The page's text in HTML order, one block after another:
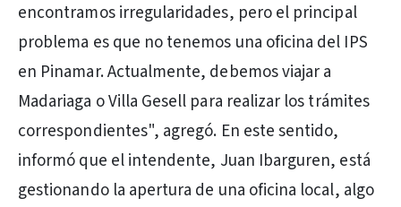
encontramos irregularidades, pero el principal
problema es que no tenemos una oficina del IPS
en Pinamar. Actualmente, debemos viajar a
Madariaga o Villa Gesell para realizar los trámites
correspondientes", agregó. En este sentido,
informó que el intendente, Juan Ibarguren, está
gestionando la apertura de una oficina local, algo